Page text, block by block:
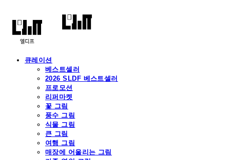
큐레이션
베스트셀러
2026 SLDF 베스트셀러
프로모션
리퍼마켓
꽃 그림
풍수 그림
식물 그림
큰 그림
여행 그림
매장에 어울리는 그림